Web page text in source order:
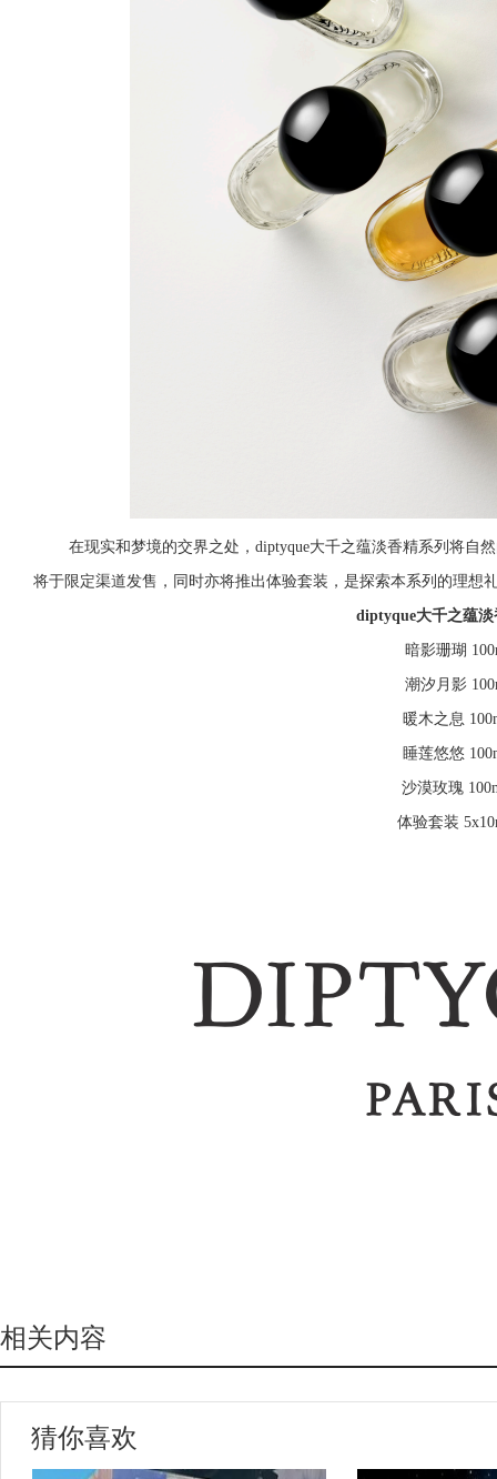
在现实和梦境的交界之处，diptyque大千之蕴淡香精系列将自
将于限定渠道发售，同时亦将推出体验套装，是探索本系列的理想
diptyque大千之蕴
暗影珊瑚
潮汐月影
暖木之息
睡莲悠悠
沙漠玫瑰
体验套装
相关内容
猜你喜欢